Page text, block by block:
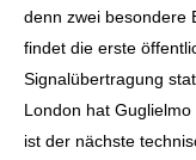
denn zwei besondere
findet die erste
Signalübertragung
London hat
ist der nächste